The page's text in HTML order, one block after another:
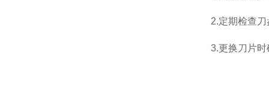
2.定期检查刀盘
3.更换刀片时